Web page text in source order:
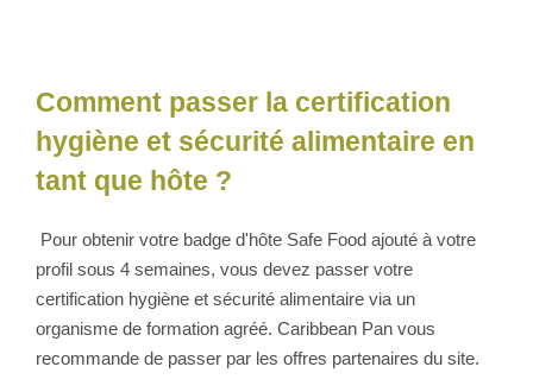
Comment passer la certification
hygiène et sécurité alimentaire en
tant que hôte ?
Pour obtenir votre badge d'hôte Safe Food ajouté à votre
profil sous 4 semaines, vous devez passer votre
certification hygiène et sécurité alimentaire via un
organisme de formation agréé. Caribbean Pan vous
recommande de passer par les offres partenaires du site.